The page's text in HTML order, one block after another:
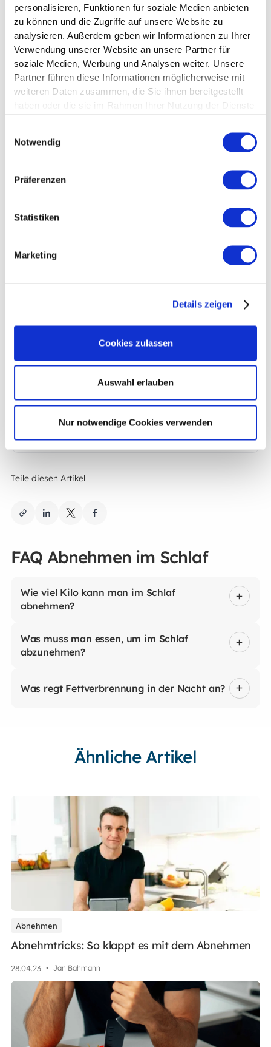
personalisieren, Funktionen für soziale Medien anbieten
zu können und die Zugriffe auf unsere Website zu
analysieren. Außerdem geben wir Informationen zu Ihrer
Verwendung unserer Website an unsere Partner für
soziale Medien, Werbung und Analysen weiter. Unsere
Partner führen diese Informationen möglicherweise mit
weiteren Daten zusammen, die Sie ihnen bereitgestellt
haben oder die sie im Rahmen Ihrer Nutzung der Dienste
Notwendig
Präferenzen
Statistiken
Marketing
Details zeigen
Cookies zulassen
Auswahl erlauben
Nur notwendige Cookies verwenden
Abnehmen im Schlaf klingt wie ein Traum, doch die
Realität sieht anders aus. Ohne ein Kaloriendefizit und
einen gesunden Lebensstil wirst Du auch im Schlaf
nachts Energie, aber um wirklich Gewicht zu verlieren,
ist mehr nötig als eine besondere Diät oder eine
Seit seinem 17. Lebensjahr beschäftigt sich Jan
Ernährung und Fitness und verhilft Menschen in einer
persönlichen Zusammenarbeit nachhaltig zu ihrer
Teile diesen Artikel
FAQ Abnehmen im Schlaf
Wie viel Kilo kann man im Schlaf
abnehmen?
Was muss man essen, um im Schlaf
abzunehmen?
Was regt Fettverbrennung in der Nacht an?
Ähnliche Artikel
Abnehmen
Abnehmtricks: So klappt es mit dem Abnehmen
28.04.23 • Jan Bahmann